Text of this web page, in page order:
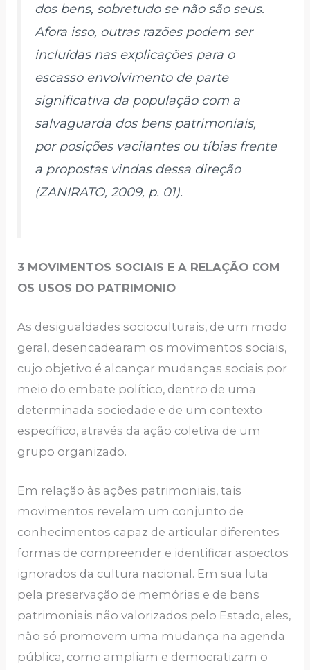
dos bens, sobretudo se não são seus.
Afora isso, outras razões podem ser
incluídas nas explicações para o
escasso envolvimento de parte
significativa da população com a
salvaguarda dos bens patrimoniais,
por posições vacilantes ou tíbias frente
a propostas vindas dessa direção
(ZANIRATO, 2009, p. 01).
3 MOVIMENTOS SOCIAIS E A RELAÇÃO COM
OS USOS DO PATRIMONIO
As desigualdades socioculturais, de um modo
geral, desencadearam os movimentos sociais,
cujo objetivo é alcançar mudanças sociais por
meio do embate político, dentro de uma
determinada sociedade e de um contexto
específico, através da ação coletiva de um
grupo organizado.
Em relação às ações patrimoniais, tais
movimentos revelam um conjunto de
conhecimentos capaz de articular diferentes
formas de compreender e identificar aspectos
ignorados da cultura nacional. Em sua luta
pela preservação de memórias e de bens
patrimoniais não valorizados pelo Estado, eles,
não só promovem uma mudança na agenda
pública, como ampliam e democratizam o